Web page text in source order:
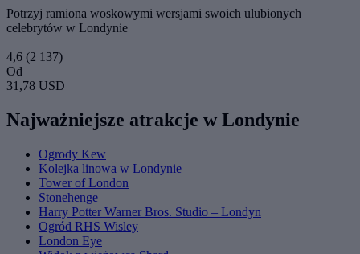
Potrzyj ramiona woskowymi wersjami swoich ulubionych
celebrytów w Londynie
4,6 (2 137)
Od
31,78 USD
Najważniejsze atrakcje w Londynie
Ogrody Kew
Kolejka linowa w Londynie
Tower of London
Stonehenge
Harry Potter Warner Bros. Studio – Londyn
Ogród RHS Wisley
London Eye